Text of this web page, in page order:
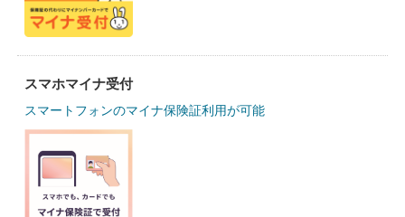
スマホマイナ受付
スマートフォンのマイナ保険証利用が可能